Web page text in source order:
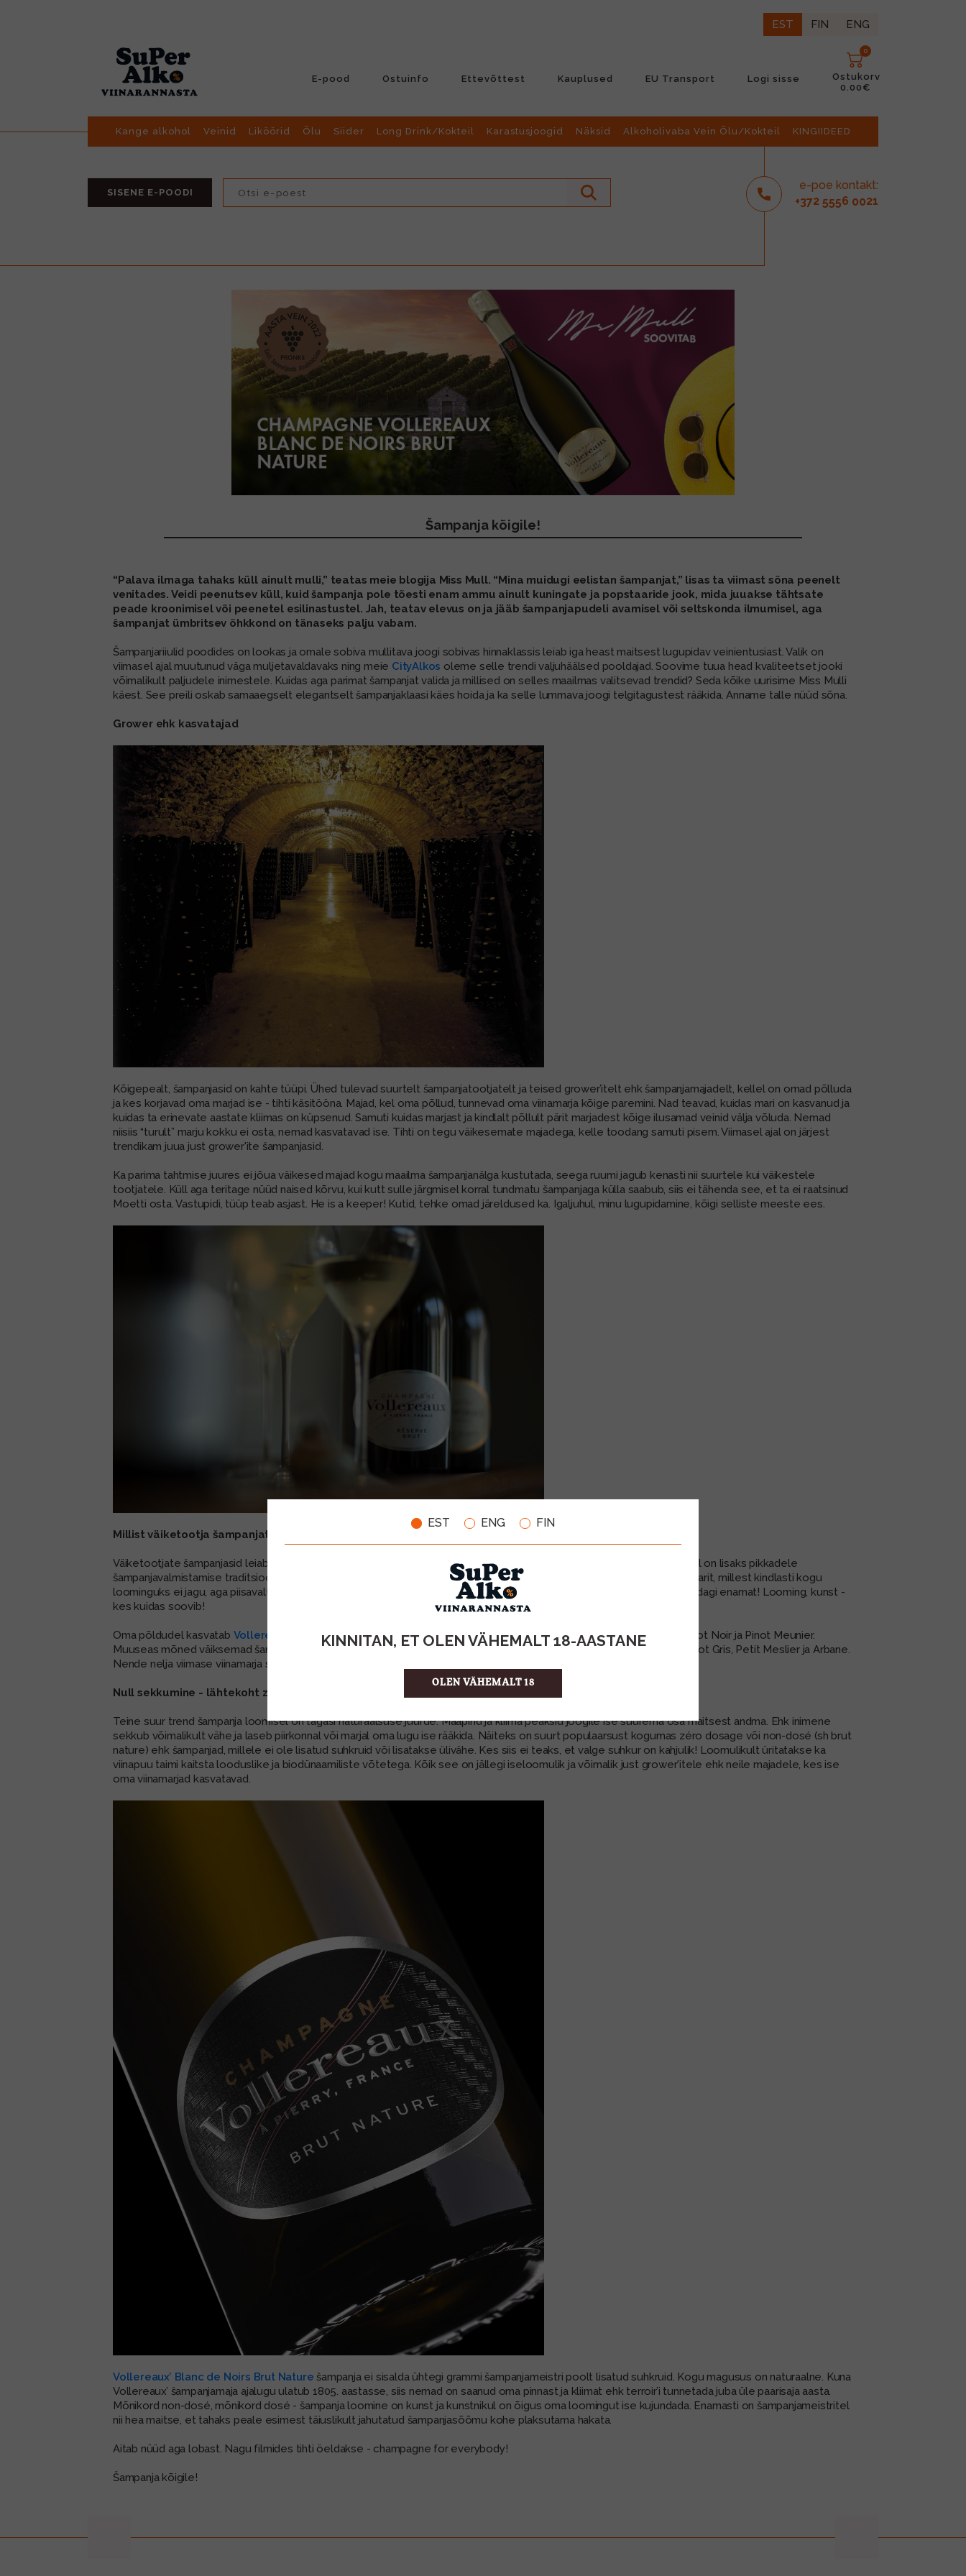
EST ENG FIN
KINNITAN, ET OLEN VÄHEMALT 18-AASTANE
OLEN VÄHEMALT 18
EST FIN ENG
E-pood Ostuinfo Ettevõttest Kauplused EU Transport Logi sisse
0
Ostukorv
0.00€
Kange alkohol Veinid Liköörid Õlu Siider Long Drink/Kokteil Karastusjoogid Näksid Alkoholivaba Vein Õlu/Kokteil KINGIIDEED
SISENE E-POODI
e-poe kontakt:
+372 5556 0021
Šampanja kõigile!
“Palava ilmaga tahaks küll ainult mulli,” teatas meie blogija Miss Mull. “Mina muidugi eelistan šampanjat,” lisas ta viimast sõna peenelt
venitades. Veidi peenutsev küll, kuid šampanja pole tõesti enam ammu ainult kuningate ja popstaaride jook, mida juuakse tähtsate
peade kroonimisel või peenetel esilinastustel. Jah, teatav elevus on ja jääb šampanjapudeli avamisel või seltskonda ilmumisel, aga
šampanjat ümbritsev õhkkond on tänaseks palju vabam.
Šampanjariiulid poodides on lookas ja omale sobiva mullitava joogi sobivas hinnaklassis leiab iga heast maitsest lugupidav veinientusiast. Valik on
viimasel ajal muutunud väga muljetavaldavaks ning meie CityAlkos oleme selle trendi valjuhäälsed pooldajad. Soovime tuua head kvaliteetset jooki
võimalikult paljudele inimestele. Kuidas aga parimat šampanjat valida ja millised on selles maailmas valitsevad trendid? Seda kõike uurisime Miss Mulli
käest. See preili oskab samaaegselt elegantselt šampanjaklaasi käes hoida ja ka selle lummava joogi telgitagustest rääkida. Anname talle nüüd sõna.
Grower ehk kasvatajad
Kõigepealt, šampanjasid on kahte tüüpi. Ühed tulevad suurtelt šampanjatootjatelt ja teised grower’itelt ehk šampanjamajadelt, kellel on omad põlluda
ja kes korjavad oma marjad ise - tihti käsitööna. Majad, kel oma põllud, tunnevad oma viinamarja kõige paremini. Nad teavad, kuidas mari on kasvanud ja
kuidas ta erinevate aastate kliimas on küpsenud. Samuti kuidas marjast ja kindlalt põllult pärit marjadest kõige ilusamad veinid välja võluda. Nemad
niisiis “turult” marju kokku ei osta, nemad kasvatavad ise. Tihti on tegu väikesemate majadega, kelle toodang samuti pisem. Viimasel ajal on järjest
trendikam juua just grower'ite šampanjasid.
Ka parima tahtmise juures ei jõua väikesed majad kogu maailma šampanjanälga kustutada, seega ruumi jagub kenasti nii suurtele kui väikestele
tootjatele. Küll aga teritage nüüd naised kõrvu, kui kutt sulle järgmisel korral tundmatu šampanjaga külla saabub, siis ei tähenda see, et ta ei raatsinud
Moetti osta. Vastupidi, tüüp teab asjast. He is a keeper! Kutid, tehke omad järeldused ka. Igaljuhul, minu lugupidamine, kõigi selliste meeste ees.
Millist väiketootja šampanjat valida?
Väiketootjate šampanjasid leiab CityAlko riiulist palju. Võtame näiteksVollereaux’
(häälda “vollroo”) šampanjamaja, kellel on lisaks pikkadele
šampanjavalmistamise traditsioonidele ka enda viinamarjapõllud, kust saaki korjata. Põlde on Vollereaux’l kokku 40 hektarit, millest kindlasti kogu
loominguks ei jagu, aga piisavalt siiski. Kirjutasin looming, sest šampanja puhul on raske öelda toode - see lihtsalt on midagi enamat! Looming, kunst -
kes kuidas soovib!
Oma põldudel kasvatab Vollereaux
kõiki kolme kõige kuulsamat šampanja viinamarja: valge Chardonnay ja punased Pinot Noir ja Pinot Meunier.
Muuseas mõned väiksemad šampanjamajad viljelevad ka ülejäänud šampanjas lubatud viinamarjasorte - Pinot Blanc, Pinot Gris, Petit Meslier ja Arbane.
Nende nelja viimase viinamarja sordi kasvualad jäävad aga kogu šampanjapiirkonna viinamarjapõldudest alla 1%.
Null sekkumine - lähtekoht zéro dosage
Teine suur trend šampanja loomisel on tagasi naturaalsuse juurde. Maapind ja kliima peaksid joogile ise suurema osa maitsest andma. Ehk inimene
sekkub võimalikult vähe ja laseb piirkonnal või marjal oma lugu ise rääkida. Näiteks on suurt populaarsust kogumas zéro dosage või non-dosé (sh brut
nature) ehk šampanjad, millele ei ole lisatud suhkruid või lisatakse ülivähe. Kes siis ei teaks, et valge suhkur on kahjulik! Loomulikult üritatakse ka
viinapuu taimi kaitsta looduslike ja biodünaamiliste võtetega. Kõik see on jällegi iseloomulik ja võimalik just grower'itele ehk neile majadele, kes ise
oma viinamarjad kasvatavad.
Vollereaux’ Blanc de Noirs Brut Nature šampanja ei sisalda ühtegi grammi šampanjameistri poolt lisatud suhkruid. Kogu magusus on naturaalne. Kuna
Vollereaux’ šampanjamaja ajalugu ulatub 1805. aastasse, siis nemad on saanud oma pinnast ja kliimat ehk terroir’i tunnetada juba üle paarisaja aasta.
Mõnikord non-dosé, mõnikord dosé - šampanja loomine on kunst ja kunstnikul on õigus oma loomingut ise kujundada. Enamasti on šampanjameistritel
nii hea maitse, et tahaks peale esimest täiuslikult jahutatud šampanjasõõmu kohe plaksutama hakata.
Aitab nüüd aga lobast. Nagu filmides tihti öeldakse - champagne for everybody!
Šampanja kõigile!